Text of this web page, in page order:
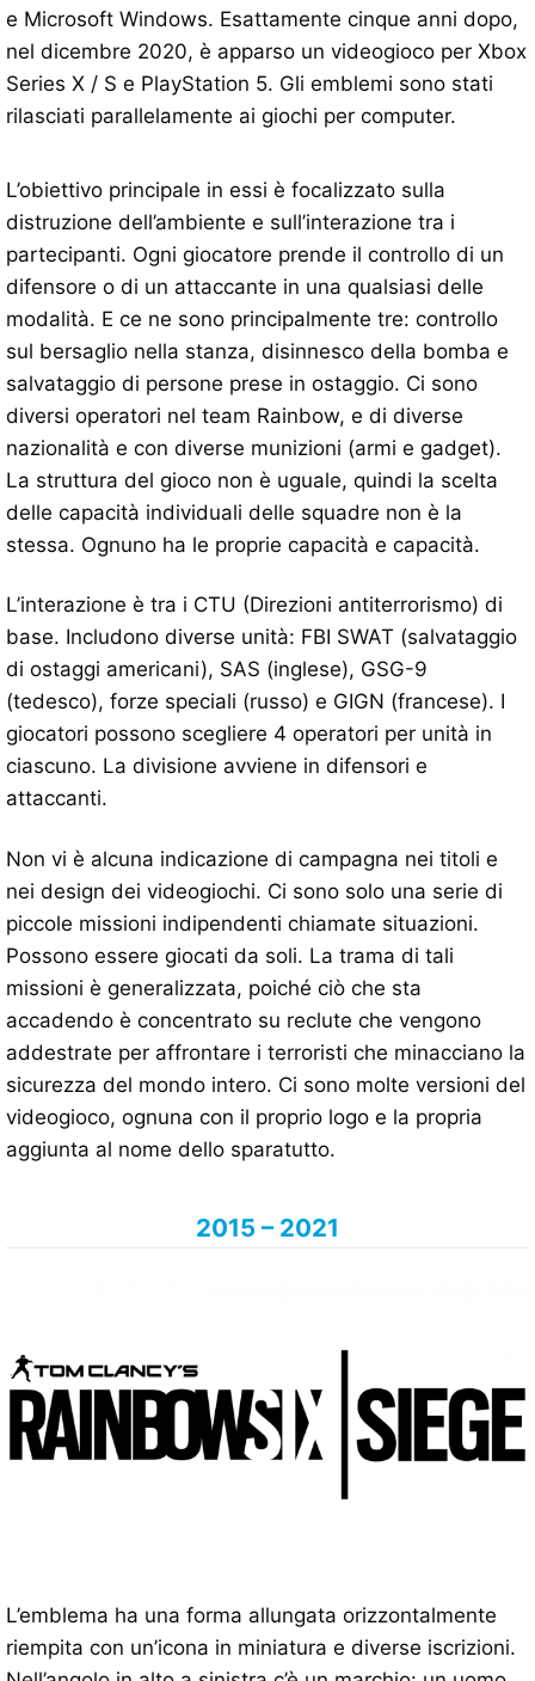
e Microsoft Windows. Esattamente cinque anni dopo,
nel dicembre 2020, è apparso un videogioco per Xbox
Series X / S e PlayStation 5. Gli emblemi sono stati
rilasciati parallelamente ai giochi per computer.
L’obiettivo principale in essi è focalizzato sulla
distruzione dell’ambiente e sull’interazione tra i
partecipanti. Ogni giocatore prende il controllo di un
difensore o di un attaccante in una qualsiasi delle
modalità. E ce ne sono principalmente tre: controllo
sul bersaglio nella stanza, disinnesco della bomba e
salvataggio di persone prese in ostaggio. Ci sono
diversi operatori nel team Rainbow, e di diverse
nazionalità e con diverse munizioni (armi e gadget).
La struttura del gioco non è uguale, quindi la scelta
delle capacità individuali delle squadre non è la
stessa. Ognuno ha le proprie capacità e capacità.
L’interazione è tra i CTU (Direzioni antiterrorismo) di
base. Includono diverse unità: FBI SWAT (salvataggio
di ostaggi americani), SAS (inglese), GSG-9
(tedesco), forze speciali (russo) e GIGN (francese). I
giocatori possono scegliere 4 operatori per unità in
ciascuno. La divisione avviene in difensori e
attaccanti.
Non vi è alcuna indicazione di campagna nei titoli e
nei design dei videogiochi. Ci sono solo una serie di
piccole missioni indipendenti chiamate situazioni.
Possono essere giocati da soli. La trama di tali
missioni è generalizzata, poiché ciò che sta
accadendo è concentrato su reclute che vengono
addestrate per affrontare i terroristi che minacciano la
sicurezza del mondo intero. Ci sono molte versioni del
videogioco, ognuna con il proprio logo e la propria
aggiunta al nome dello sparatutto.
2015 – 2021
L’emblema ha una forma allungata orizzontalmente
riempita con un’icona in miniatura e diverse iscrizioni.